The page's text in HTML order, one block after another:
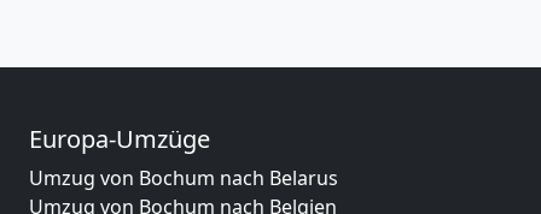
Europa-Umzüge
Umzug von Bochum nach Belarus
Umzug von Bochum nach Belgien